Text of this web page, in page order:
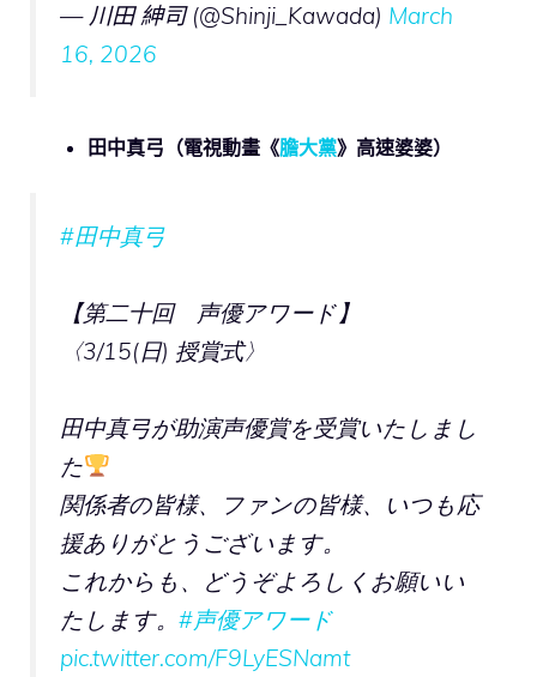
— 川田 紳司 (@Shinji_Kawada) March
16, 2026
田中真弓 （電視動畫《膽大黨》高速婆婆）
#田中真弓
【第二十回 声優アワード】
〈3/15(日) 授賞式〉
田中真弓が助演声優賞を受賞いたしまし
た
関係者の皆様、ファンの皆様、いつも応
援ありがとうございます。
これからも、どうぞよろしくお願いい
たします。 #声優アワード
pic.twitter.com/F9LyESNamt